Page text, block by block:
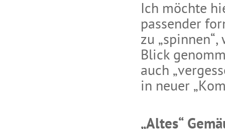
Ich möchte
passender
zu
Blick
auch
in neuer
„Altes“